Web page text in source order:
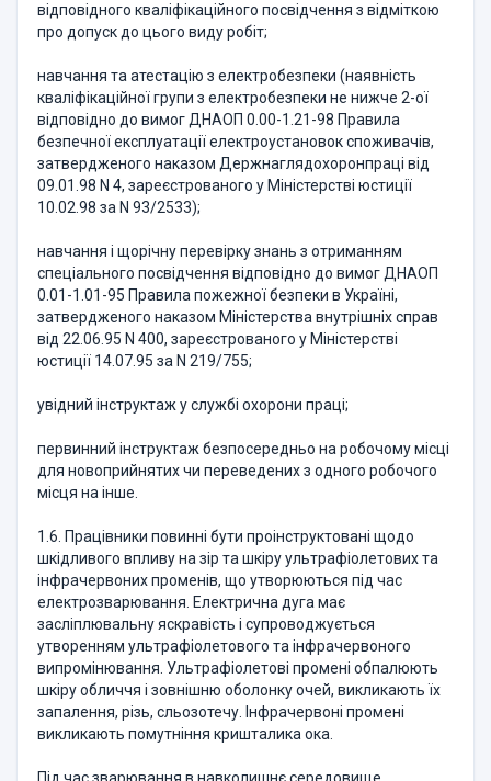
відповідного кваліфікаційного посвідчення з відміткою
про допуск до цього виду робіт;
навчання та атестацію з електробезпеки (наявність
кваліфікаційної групи з електробезпеки не нижче 2-ої
відповідно до вимог ДНАОП 0.00-1.21-98 Правила
безпечної експлуатації електроустановок споживачів,
затвердженого наказом Держнаглядохоронпраці від
09.01.98 N 4, зареєстрованого у Міністерстві юстиції
10.02.98 за N 93/2533);
навчання і щорічну перевірку знань з отриманням
спеціального посвідчення відповідно до вимог ДНАОП
0.01-1.01-95 Правила пожежної безпеки в Україні,
затвердженого наказом Міністерства внутрішніх справ
від 22.06.95 N 400, зареєстрованого у Міністерстві
юстиції 14.07.95 за N 219/755;
увідний інструктаж у службі охорони праці;
первинний інструктаж безпосередньо на робочому місці
для новоприйнятих чи переведених з одного робочого
місця на інше.
1.6. Працівники повинні бути проінструктовані щодо
шкідливого впливу на зір та шкіру ультрафіолетових та
інфрачервоних променів, що утворюються під час
електрозварювання. Електрична дуга має
засліплювальну яскравість і супроводжується
утворенням ультрафіолетового та інфрачервоного
випромінювання. Ультрафіолетові промені обпалюють
шкіру обличчя і зовнішню оболонку очей, викликають їх
запалення, різь, сльозотечу. Інфрачервоні промені
викликають помутніння кришталика ока.